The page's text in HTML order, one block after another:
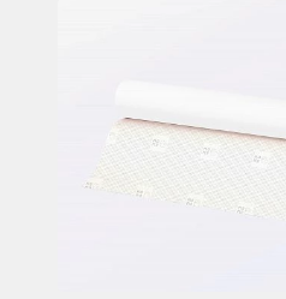
Чернила
Клей, скотчи и крепёж